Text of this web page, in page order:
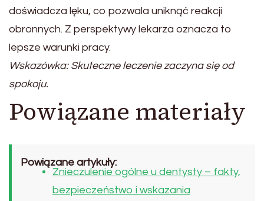
doświadcza lęku, co pozwala uniknąć reakcji
obronnych. Z perspektywy lekarza oznacza to
lepsze warunki pracy.
Wskazówka: Skuteczne leczenie zaczyna się od
spokoju.
Powiązane materiały
Powiązane artykuły:
Znieczulenie ogólne u dentysty – fakty,
bezpieczeństwo i wskazania